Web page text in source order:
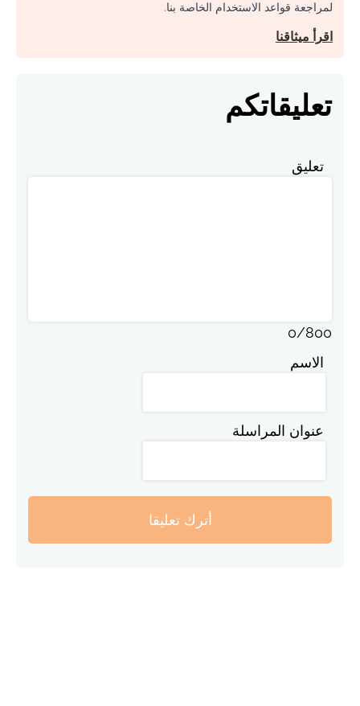
لمراجعة قواعد الاستخدام الخاصة بنا.
اقرأ ميثاقنا
تعليقاتكم
تعليق
0/800
الاسم
عنوان المراسلة
أترك تعليقا